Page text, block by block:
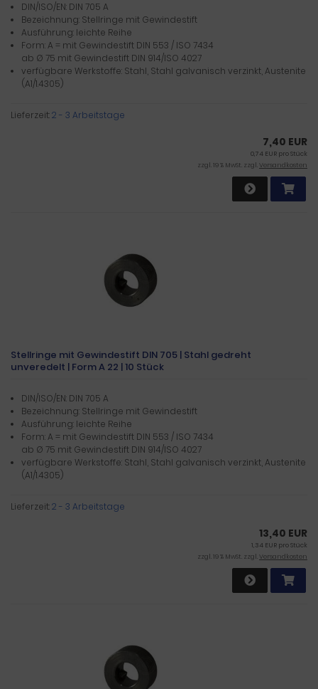
DIN/ISO/EN: DIN 705 A
Bezeichnung: Stellringe mit Gewindestift
Ausführung: leichte Reihe
Form: A = mit Gewindestift DIN 553 / ISO 7434
ab Ø 75 mit Gewindestift DIN 914/ISO 4027
verfügbare Werkstoffe: Stahl, Stahl galvanisch verzinkt, Austenite
(A1/1.4305)
Lieferzeit:2 - 3 Arbeitstage
7,40 EUR
0,74 EUR pro Stück
zzgl. 19 % MwSt. zzgl.Versandkosten
Stellringe mit Gewindestift DIN 705 | Stahl gedreht
unveredelt | Form A 22 | 10 Stück
DIN/ISO/EN: DIN 705 A
Bezeichnung: Stellringe mit Gewindestift
Ausführung: leichte Reihe
Form: A = mit Gewindestift DIN 553 / ISO 7434
ab Ø 75 mit Gewindestift DIN 914/ISO 4027
verfügbare Werkstoffe: Stahl, Stahl galvanisch verzinkt, Austenite
(A1/1.4305)
Lieferzeit:2 - 3 Arbeitstage
13,40 EUR
1,34 EUR pro Stück
zzgl. 19 % MwSt. zzgl.Versandkosten